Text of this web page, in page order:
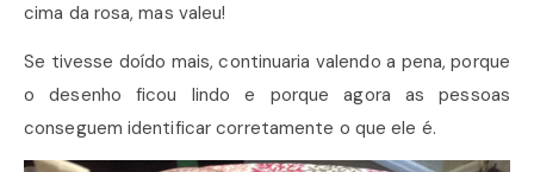
cima da rosa, mas valeu!
Se tivesse doído mais, continuaria valendo a pena, porque
o desenho ficou lindo e porque agora as pessoas
conseguem identificar corretamente o que ele é.